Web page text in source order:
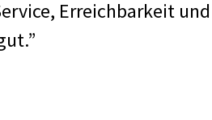
Erreichbarkeit und